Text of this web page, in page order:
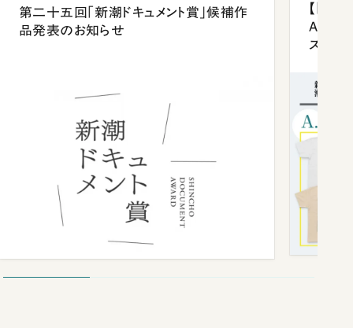
第二十五回「新潮ドキュメント賞」候補作
品発表のお知らせ
【「新
ズプレ